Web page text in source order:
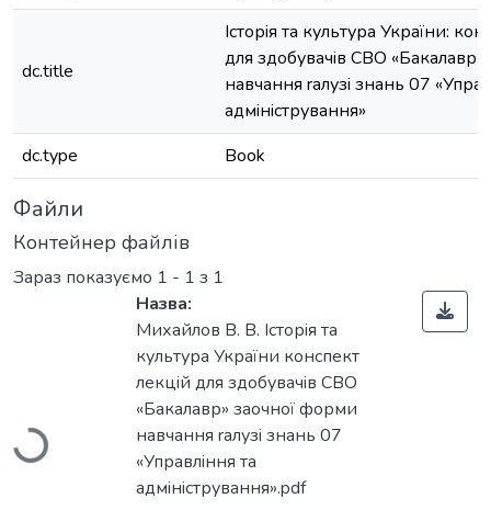
dc.title
Iсторiя та культура України:
для здобувачiв СВО
навчання rалузi знань 07
адмiнiстрування»
dc.type
Book
Файли
Контейнер файлів
Зараз показуємо 1 - 1 з 1
Вантажиться...
Назва:
Михайлов В. В. Iсторiя та
культура України конспект
лекцiй для здобувачiв СВО
«Бакалавр» заочної форми
навчання rалузi знань 07
«Управлiння та
адмiнiстрування».pdf